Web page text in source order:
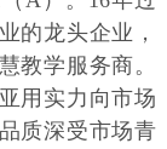
的龙头企业，
教学服务商。
用实力向市场
质深受市场青